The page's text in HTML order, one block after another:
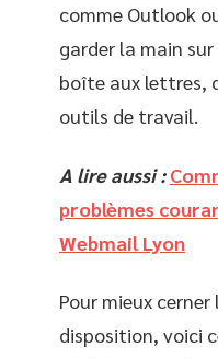
comme Outlook
garder la main
boîte aux lettres,
outils de travail.
A lire aussi :
problèmes
Webmail Lyon
Pour mieux
disposition, voici